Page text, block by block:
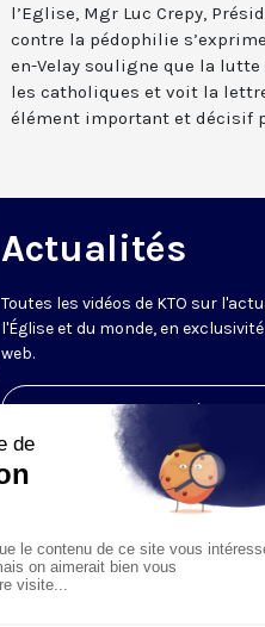
l’Eglise, Mgr Luc Crepy,
contre la pédophilie
en-Velay souligne que la
les catholiques et voit la
élément important et décisif
Actualités
Toutes les vidéos de KTO sur
l'Église et du monde, en
web.
Visiter la page de l'émission